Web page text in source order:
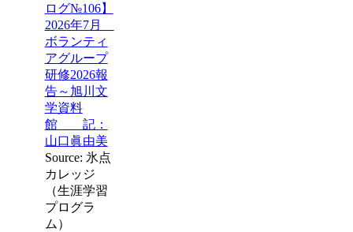
ログ№106】
2026年7月
ボランティ
アグループ
研修2026報
告～旭川文
学資料
館 記：
山口眞由美
Source: 氷点
カレッジ
（生涯学習
プログラ
ム）